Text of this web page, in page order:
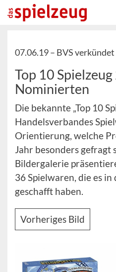
07.06.19 – BVS
Top 10
Nominierten
Die bekannte „Top 10
Handelsverbandes
Orientierung, welche
Jahr besonders gefragt
Bildergalerie
36 Spielwaren, die es
geschafft haben.
Vorheriges Bild